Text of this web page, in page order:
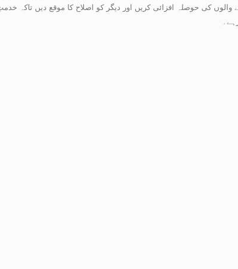
والوں کی حوصلہ افزائی کریں اور دیگر کو اصلاح کا موقع دیں تاکہ